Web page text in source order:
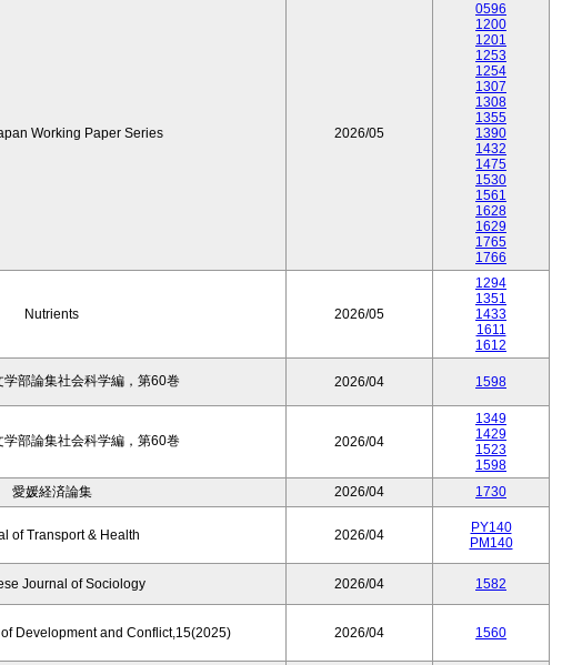
Working Paper Series 2026/05
0596
1200
1201
1253
1254
1307
1308
1355
1390
1432
1475
1530
1561
1628
1629
1765
1766
Nutrients 2026/05
1294
1351
1433
1611
1612
学部論集社会科学編，第60巻 2026/04 1598
学部論集社会科学編，第60巻 2026/04
1349
1429
1523
1598
愛媛経済論集 2026/04 1730
of Transport & Health 2026/04
PY140
PM140
Journal of Sociology 2026/04 1582
Development and Conflict,15(2025) 2026/04 1560